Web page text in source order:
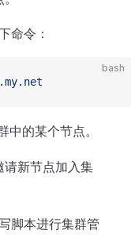
命令：
bash
中的某个节点。
新节点加入集
脚本进行集群管